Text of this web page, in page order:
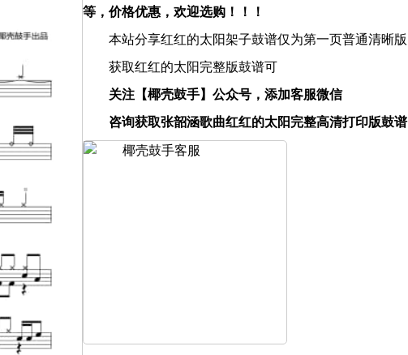
等，价格优惠，欢迎选购！！！
本站分享红红的太阳架子鼓谱仅为第一页普通清晰版
获取红红的太阳完整版鼓谱可
关注【椰壳鼓手】公众号，添加客服微信
咨询获取张韶涵歌曲红红的太阳完整高清打印版鼓谱